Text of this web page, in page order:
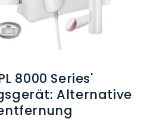
8000 Series'
Alternative